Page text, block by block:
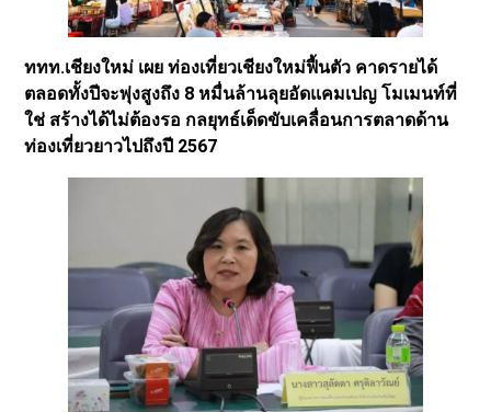
ททท.เชียงใหม่ เผย ท่องเที่ยวเชียงใหม่ฟื้นตัว คาดรายได้
ตลอดทั้งปีจะพุ่งสูงถึง 8 หมื่นล้านลุยอัดแคมเปญ โมเมนท์ที่
ใช่ สร้างได้ไม่ต้องรอ กลยุทธ์เด็ดขับเคลื่อนการตลาดด้าน
ท่องเที่ยวยาวไปถึงปี 2567